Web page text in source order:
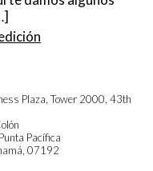
Plaza, Tower 2000, 43th
Pacífica
,07192